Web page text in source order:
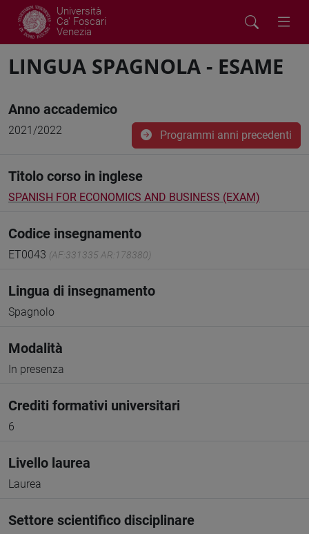
Università
Ca' Foscari
Venezia
LINGUA SPAGNOLA - ESAME
Anno accademico
2021/2022 Programmi anni precedenti
Titolo corso in inglese
SPANISH FOR ECONOMICS AND BUSINESS (EXAM)
Codice insegnamento
ET0043 (AF:331335 AR:178380)
Lingua di insegnamento
Spagnolo
Modalità
In presenza
Crediti formativi universitari
6
Livello laurea
Laurea
Settore scientifico disciplinare